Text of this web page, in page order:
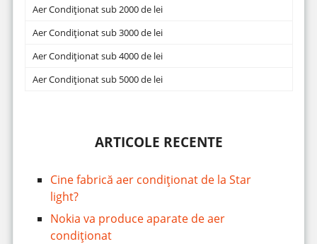
Aer Condiționat sub 2000 de lei
Aer Condiționat sub 3000 de lei
Aer Condiționat sub 4000 de lei
Aer Condiționat sub 5000 de lei
ARTICOLE RECENTE
Cine fabrică aer condiționat de la Star
light?
Nokia va produce aparate de aer
condiționat